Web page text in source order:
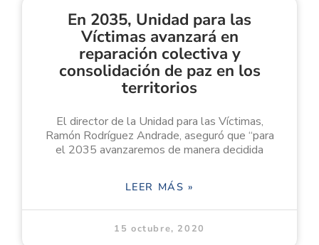
En 2035, Unidad para las
Víctimas avanzará en
reparación colectiva y
consolidación de paz en los
territorios
El director de la Unidad para las Víctimas,
Ramón Rodríguez Andrade, aseguró que “para
el 2035 avanzaremos de manera decidida
LEER MÁS »
15 octubre, 2020